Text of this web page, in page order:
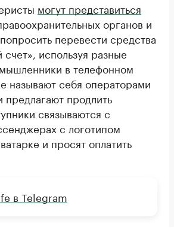
могут представиться
органов и
перевести средства
используя разные
в телефонном
называют себя операторами
предлагают продлить
связываются с
с логотипом
и просят оплатить
в Telegram